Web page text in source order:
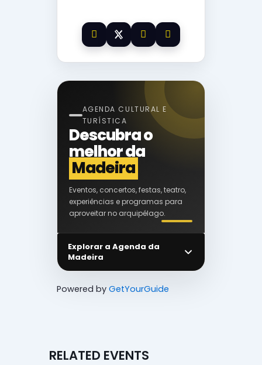
AGENDA CULTURAL E
TURÍSTICA
Descubra o
melhor da
Madeira
Eventos, concertos, festas, teatro,
experiências e programas para
aproveitar no arquipélago.
Explorar a Agenda da
Madeira
Powered by GetYourGuide
RELATED EVENTS